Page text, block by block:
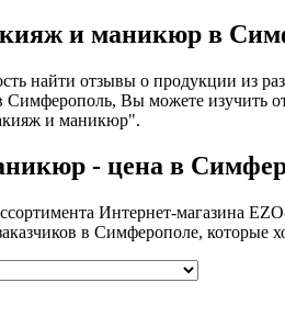
и маникюр в
найти отзывы о продукции из
Симферополь, Вы можете изучить
и маникюр".
- цена в
Интернет-магазина
в Симферополе,